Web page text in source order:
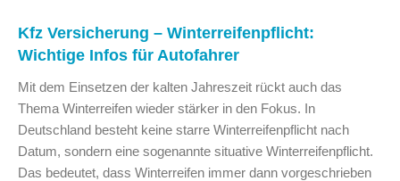
Kfz Versicherung – Winterreifenpflicht:
Wichtige Infos für Autofahrer
Mit dem Einsetzen der kalten Jahreszeit rückt auch das
Thema Winterreifen wieder stärker in den Fokus. In
Deutschland besteht keine starre Winterreifenpflicht nach
Datum, sondern eine sogenannte situative Winterreifenpflicht.
Das bedeutet, dass Winterreifen immer dann vorgeschrieben